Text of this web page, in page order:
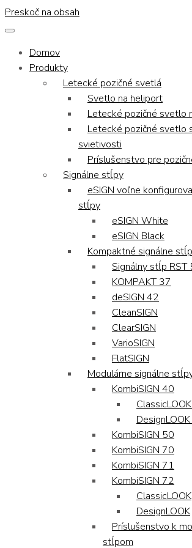
Preskoč na obsah
Domov
Produkty
Letecké pozičné svetlá
Svetlo na heliport
Letecké pozičné svetlo
Letecké pozičné svetlo
svietivosti
Príslušenstvo pre
Signálne stĺpy
eSIGN voľne
stĺpy
eSIGN White
eSIGN Black
Kompaktné signálne
Signálny stĺp RST
KOMPAKT 37
deSIGN 42
CleanSIGN
ClearSIGN
VarioSIGN
FlatSIGN
Modulárne signálne
KombiSIGN 40
KombiSIGN 50
KombiSIGN 70
KombiSIGN 71
KombiSIGN 72
ClassicLOOK
DesignLOOK
Príslušenstvo k
stĺpom